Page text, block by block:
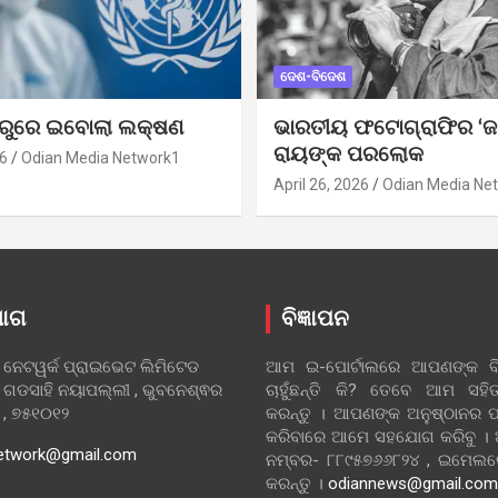
ଇବୋଲା ଲକ୍ଷଣ
Odian Media Network1
ଦେଶ-ବିଦେଶ
ଭାରତୀୟ ଫଟୋଗ୍ରାଫିର
ରାୟଙ୍କ ପରଲୋକ
April 26, 2026 Odian Media
ପ୍ରାଇଭେଟ ଲିମିଟେଡ
ନୟାପଲ୍ଲୀ , ଭୁବନେଶ୍ଵର
, ୭୫୧୦୧୨
ବିଜ୍ଞାପନ
ଆମ ଇ-ପୋର୍ଟାଲରେ ଆପଣଙ୍କ
ଚାହୁଁଛନ୍ତି କି? ତେବେ ଆମ
କରନ୍ତୁ । ଆପଣଙ୍କ ଅନୁଷ୍ଠାନର
କରିବାରେ ଆମେ ସହଯୋଗ କରିବୁ
ନମ୍ବର- ୮୮୯୫୭୬୬୮୨୪ ,
କରନ୍ତୁ । odiannews@gmail.com